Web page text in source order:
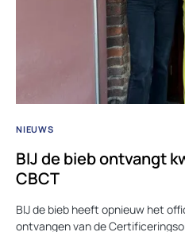
NIEUWS
BIJ de bieb ontvangt
CBCT
BIJ de bieb heeft opnieuw het
ontvangen van de